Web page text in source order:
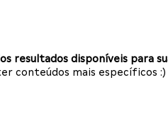
resultados disponíveis para
conteúdos mais específicos :)